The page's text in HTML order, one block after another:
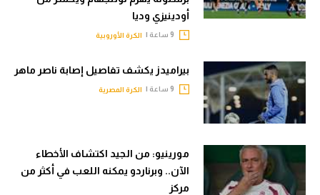
أودينيزي وديا
الكرة الأوروبية
بيراميدز يكشف تفاصيل إصابة ناصر ماهر
الكرة المصرية
مورينيو: من الجيد اكتشاف الأخطاء
الآن.. وبرناردو يمكنه اللعب في أكثر من
مركز